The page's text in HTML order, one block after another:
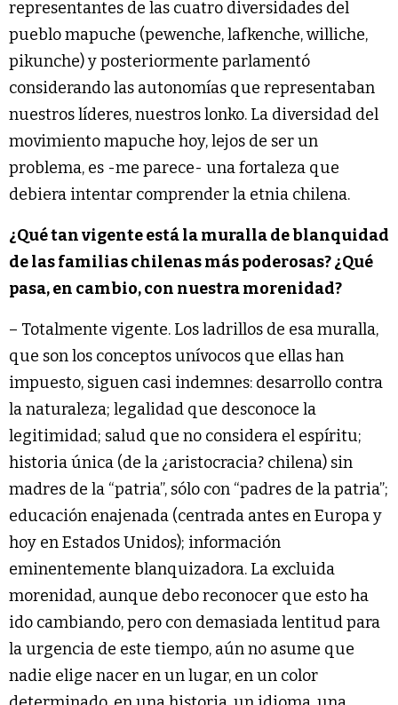
representantes de las cuatro diversidades del
pueblo mapuche (pewenche, lafkenche, williche,
pikunche) y posteriormente parlamentó
considerando las autonomías que representaban
nuestros líderes, nuestros lonko. La diversidad del
movimiento mapuche hoy, lejos de ser un
problema, es -me parece- una fortaleza que
debiera intentar comprender la etnia chilena.
¿Qué tan vigente está la muralla de blanquidad
de las familias chilenas más poderosas? ¿Qué
pasa, en cambio, con nuestra morenidad?
– Totalmente vigente. Los ladrillos de esa muralla,
que son los conceptos unívocos que ellas han
impuesto, siguen casi indemnes: desarrollo contra
la naturaleza; legalidad que desconoce la
legitimidad; salud que no considera el espíritu;
historia única (de la ¿aristocracia? chilena) sin
madres de la “patria”, sólo con “padres de la patria”;
educación enajenada (centrada antes en Europa y
hoy en Estados Unidos); información
eminentemente blanquizadora. La excluida
morenidad, aunque debo reconocer que esto ha
ido cambiando, pero con demasiada lentitud para
la urgencia de este tiempo, aún no asume que
nadie elige nacer en un lugar, en un color